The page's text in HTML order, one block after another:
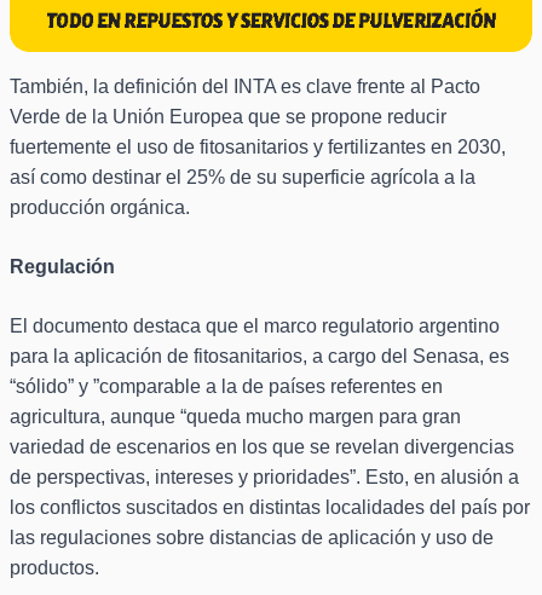
También, la definición del INTA es clave frente al Pacto
Verde de la Unión Europea que se propone reducir
fuertemente el uso de fitosanitarios y fertilizantes en 2030,
así como destinar el 25% de su superficie agrícola a la
producción orgánica.
Regulación
El documento destaca que el marco regulatorio argentino
para la aplicación de fitosanitarios, a cargo del Senasa, es
“sólido” y ”comparable a la de países referentes en
agricultura, aunque “queda mucho margen para gran
variedad de escenarios en los que se revelan divergencias
de perspectivas, intereses y prioridades”. Esto, en alusión a
los conflictos suscitados en distintas localidades del país por
las regulaciones sobre distancias de aplicación y uso de
productos.